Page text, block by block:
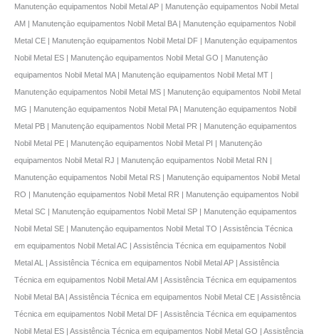
Manutençāo equipamentos Nobil Metal AP | Manutençāo equipamentos Nobil Metal
AM | Manutençāo equipamentos Nobil Metal BA | Manutençāo equipamentos Nobil
Metal CE | Manutençāo equipamentos Nobil Metal DF | Manutençāo equipamentos
Nobil Metal ES | Manutençāo equipamentos Nobil Metal GO | Manutençāo
equipamentos Nobil Metal MA | Manutençāo equipamentos Nobil Metal MT |
Manutençāo equipamentos Nobil Metal MS | Manutençāo equipamentos Nobil Metal
MG | Manutençāo equipamentos Nobil Metal PA | Manutençāo equipamentos Nobil
Metal PB | Manutençāo equipamentos Nobil Metal PR | Manutençāo equipamentos
Nobil Metal PE | Manutençāo equipamentos Nobil Metal PI | Manutençāo
equipamentos Nobil Metal RJ | Manutençāo equipamentos Nobil Metal RN |
Manutençāo equipamentos Nobil Metal RS | Manutençāo equipamentos Nobil Metal
RO | Manutençāo equipamentos Nobil Metal RR | Manutençāo equipamentos Nobil
Metal SC | Manutençāo equipamentos Nobil Metal SP | Manutençāo equipamentos
Nobil Metal SE | Manutençāo equipamentos Nobil Metal TO | Assistência Técnica
em equipamentos Nobil Metal AC | Assistência Técnica em equipamentos Nobil
Metal AL | Assistência Técnica em equipamentos Nobil Metal AP | Assistência
Técnica em equipamentos Nobil Metal AM | Assistência Técnica em equipamentos
Nobil Metal BA | Assistência Técnica em equipamentos Nobil Metal CE | Assistência
Técnica em equipamentos Nobil Metal DF | Assistência Técnica em equipamentos
Nobil Metal ES | Assistência Técnica em equipamentos Nobil Metal GO | Assistência